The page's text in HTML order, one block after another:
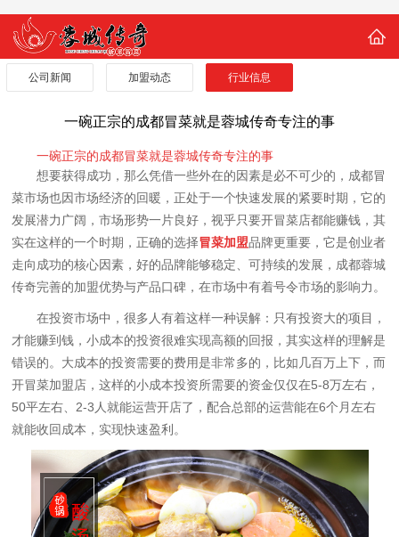
公司新闻 加盟动态 行业信息
一碗正宗的成都冒菜就是蓉城传奇专注的事
一碗正宗的成都冒菜就是蓉城传奇专注的事
想要获得成功，那么凭借一些外在的因素是必不可少的，成都冒
菜市场也因市场经济的回暖，正处于一个快速发展的紧要时期，它的
发展潜力广阔，市场形势一片良好，视乎只要开冒菜店都能赚钱，其
实在这样的一个时期，正确的选择冒菜加盟品牌更重要，它是创业者
走向成功的核心因素，好的品牌能够稳定、可持续的发展，成都蓉城
传奇完善的加盟优势与产品口碑，在市场中有着号令市场的影响力。
在投资市场中，很多人有着这样一种误解：只有投资大的项目，
才能赚到钱，小成本的投资很难实现高额的回报，其实这样的理解是
错误的。大成本的投资需要的费用是非常多的，比如几百万上下，而
开冒菜加盟店，这样的小成本投资所需要的资金仅仅在5-8万左右，
50平左右、2-3人就能运营开店了，配合总部的运营能在6个月左右
就能收回成本，实现快速盈利。